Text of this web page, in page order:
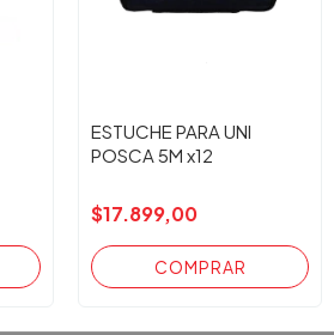
ESTUCHE PARA UNI
POSCA 5M x12
$17.899,00